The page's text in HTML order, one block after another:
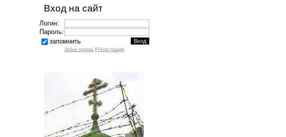
Вход на сайт
Логин:
Пароль:
запомнить
Забыл пароль| Регистрация